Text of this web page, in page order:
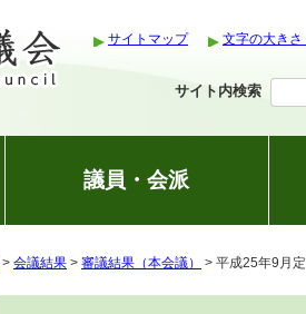
サイトマップ 文字の大き
サイト内検索
議員・会派
> 会議結果 > 審議結果（本会議） > 平成25年9月